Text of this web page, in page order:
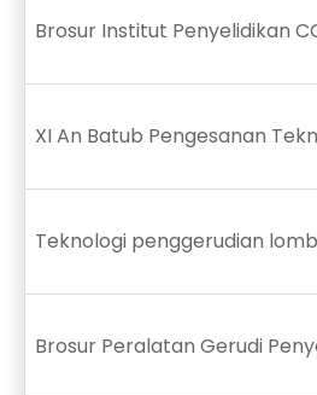
Brosur Institut Penyelidikan
XI An Batub Pengesanan
Teknologi penggerudian
Brosur Peralatan Gerudi